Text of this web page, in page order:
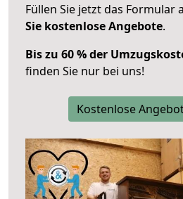
Füllen Sie jetzt das Formular
Sie kostenlose Angebote.
Bis zu 60 % der
finden Sie nur bei uns!
Kostenlose